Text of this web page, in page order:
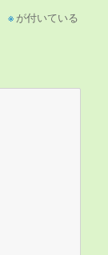
※ が付いている